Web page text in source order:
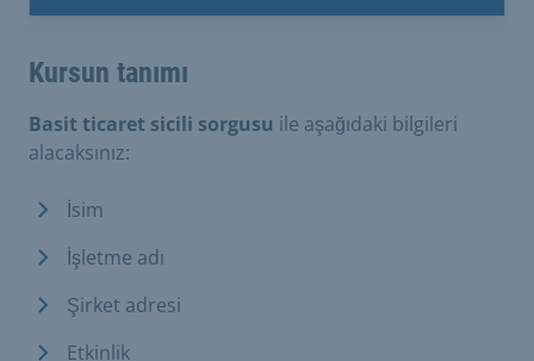
Kursun tanımı
Basit ticaret sicili sorgusu ile aşağıdaki bilgileri
alacaksınız:
İsim
İşletme adı
Şirket adresi
Etkinlik